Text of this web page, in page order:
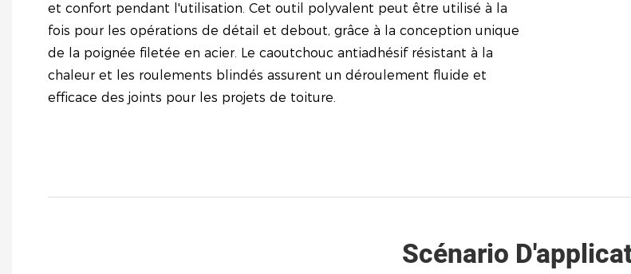
et confort pendant l'utilisation. Cet outil polyvalent peut être utilisé à la
fois pour les opérations de détail et debout, grâce à la conception unique
de la poignée filetée en acier. Le caoutchouc antiadhésif résistant à la
chaleur et les roulements blindés assurent un déroulement fluide et
efficace des joints pour les projets de toiture.
Scénario